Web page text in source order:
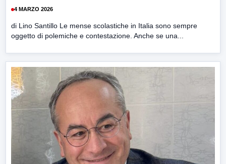
4 MARZO 2026
di Lino Santillo Le mense scolastiche in Italia sono sempre
oggetto di polemiche e contestazione. Anche se una...